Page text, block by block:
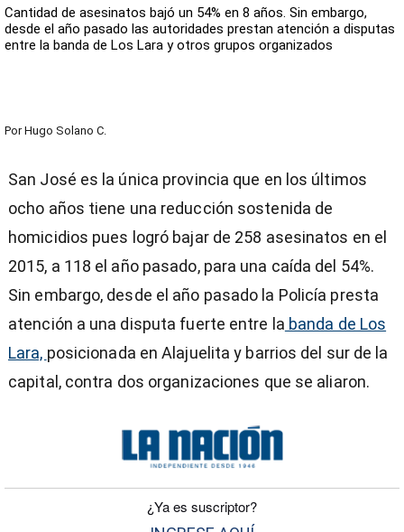
Cantidad de asesinatos bajó un 54% en 8 años. Sin embargo,
desde el año pasado las autoridades prestan atención a disputas
entre la banda de Los Lara y otros grupos organizados
Por Hugo Solano C.
San José es la única provincia que en los últimos
ocho años tiene una reducción sostenida de
homicidios pues logró bajar de 258 asesinatos en el
2015, a 118 el año pasado, para una caída del 54%.
Sin embargo, desde el año pasado la Policía presta
atención a una disputa fuerte entre la banda de Los
Lara, posicionada en Alajuelita y barrios del sur de la
capital, contra dos organizaciones que se aliaron.